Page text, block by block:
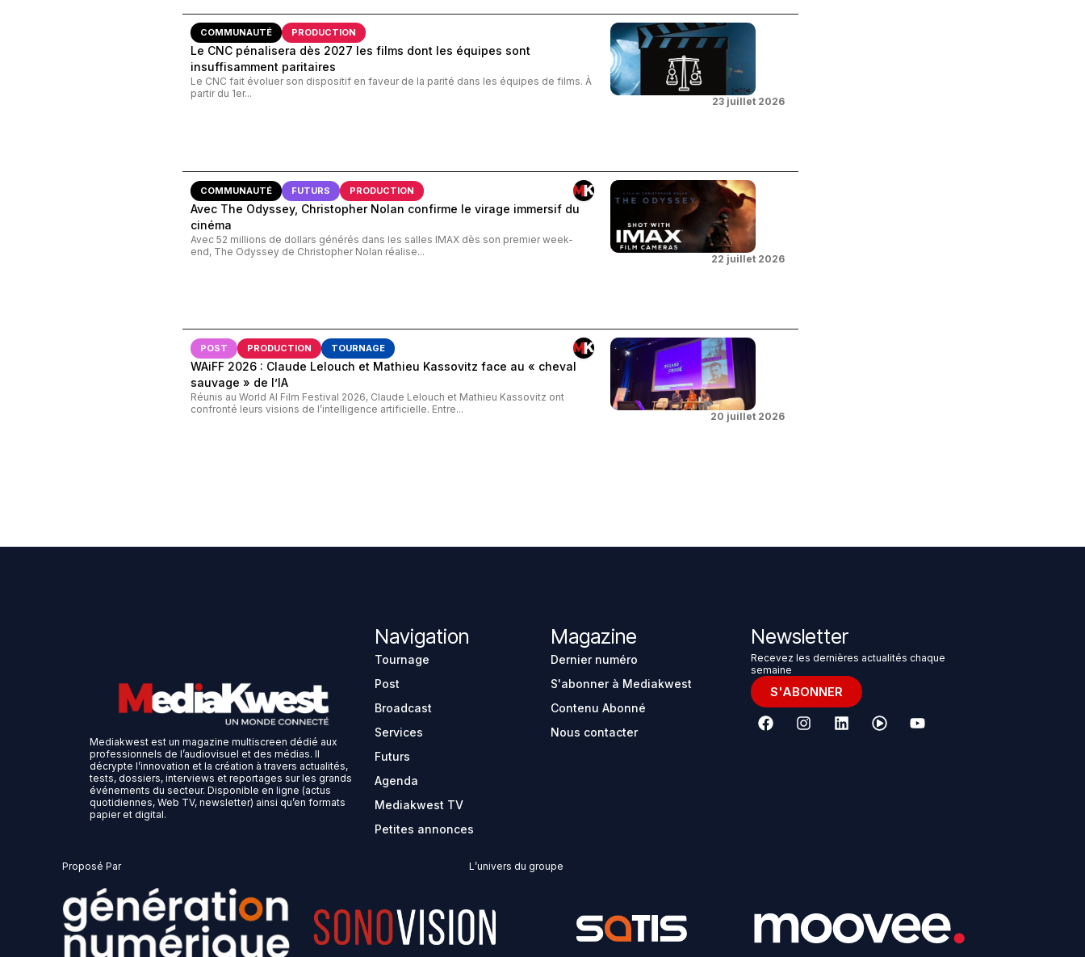
COMMUNAUTÉ PRODUCTION
Le CNC pénalisera dès 2027 les films dont les équipes sont
insuffisamment paritaires
Le CNC fait évoluer son dispositif en faveur de la parité dans les équipes de films. À
partir du 1er...
23 juillet 2026
COMMUNAUTÉ FUTURS PRODUCTION
Avec The Odyssey, Christopher Nolan confirme le virage immersif du
cinéma
Avec 52 millions de dollars générés dans les salles IMAX dès son premier week-
end, The Odyssey de Christopher Nolan réalise...
22 juillet 2026
POST PRODUCTION TOURNAGE
WAiFF 2026 : Claude Lelouch et Mathieu Kassovitz face au « cheval
sauvage » de l’IA
Réunis au World AI Film Festival 2026, Claude Lelouch et Mathieu Kassovitz ont
confronté leurs visions de l’intelligence artificielle. Entre...
20 juillet 2026
Mediakwest est un magazine multiscreen dédié aux
professionnels de l’audiovisuel et des médias. Il
décrypte l’innovation et la création à travers actualités,
tests, dossiers, interviews et reportages sur les grands
événements du secteur. Disponible en ligne (actus
quotidiennes, Web TV, newsletter) ainsi qu’en formats
papier et digital.
Navigation
Tournage
Post
Broadcast
Services
Futurs
Agenda
Mediakwest TV
Petites annonces
Magazine
Dernier numéro
S'abonner à Mediakwest
Contenu Abonné
Nous contacter
Newsletter
Recevez les dernières actualités chaque
semaine
S'ABONNER
Proposé Par L’univers du groupe